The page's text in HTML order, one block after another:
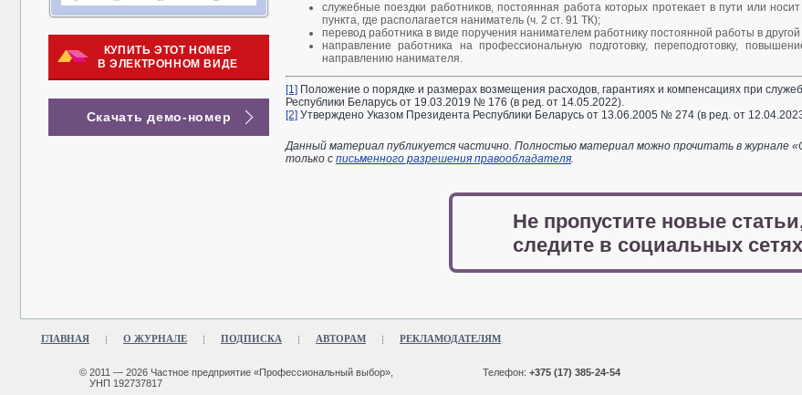
КУПИТЬ ЭТОТ НОМЕР
В ЭЛЕКТРОННОМ ВИДЕ
Скачать демо-номер
служебные поездки работников, постоянная работа которых протекает в пути или
пункта, где располагается наниматель (ч. 2 ст. 91 ТК);
перевод работника в виде поручения нанимателем работнику постоянной работы в другой
направление работника на профессиональную подготовку, переподготовку,
направлению нанимателя.
[1] Положение о порядке и размерах возмещения расходов, гарантиях и компенсациях при
Республики Беларусь от 19.03.2019 № 176 (в ред. от 14.05.2022).
[2] Утверждено Указом Президента Республики Беларусь от 13.06.2005 № 274 (в ред. от
Данный материал публикуется частично. Полностью материал можно прочитать в журнале
только с письменного разрешения правообладателя.
Не пропустите новые
следите в социальных
ГЛАВНАЯ О ЖУРНАЛЕ ПОДПИСКА АВТОРАМ РЕКЛАМОДАТЕЛЯМ
© 2011 — 2026 Частное предприятие «Профессиональный выбор»,
УНП 192737817
Телефон: +375 (17) 385-24-54